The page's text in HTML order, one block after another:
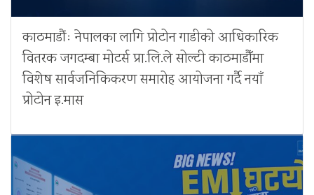
काठमाडौंः नेपालका लागि प्रोटोन गाडीको आधिकारिक
वितरक जगदम्बा मोटर्स प्रा.लि.ले सोल्टी काठमाडौँमा
विशेष सार्वजनिकिकरण समारोह आयोजना गर्दै नयाँ
प्रोटोन इ.मास